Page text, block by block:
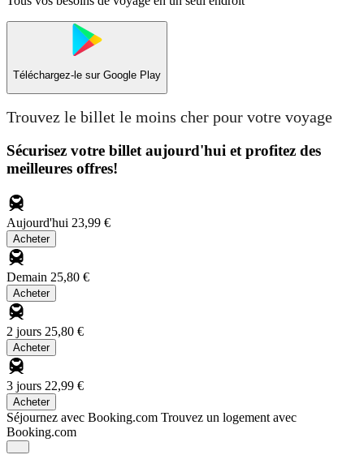
Téléchargez-le sur Google Play
Trouvez le billet le moins cher pour votre voyage
Sécurisez votre billet aujourd'hui et profitez des
meilleures offres!
Aujourd'hui 23,99 €
Acheter
Demain 25,80 €
Acheter
2 jours 25,80 €
Acheter
3 jours 22,99 €
Acheter
Séjournez avec Booking.com Trouvez un logement avec
Booking.com